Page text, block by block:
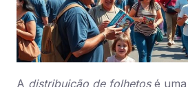
A distribuição de folhetosé uma